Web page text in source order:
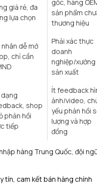
giá rẻ, đa
lựa chọn​
gốc, hàng
sản phẩm
thương hiệu​
nhân dễ mở
chỉ cần
Phải xác thực
doanh
nghiệp/xưởng
sản xuất​
shop
phản hồi
tiếp
Ít feedback
ảnh/video,
yếu phản hồi
lượng và hợp
đồng​
hàng Trung Quốc, đội
tín, cam kết bán hàng chính